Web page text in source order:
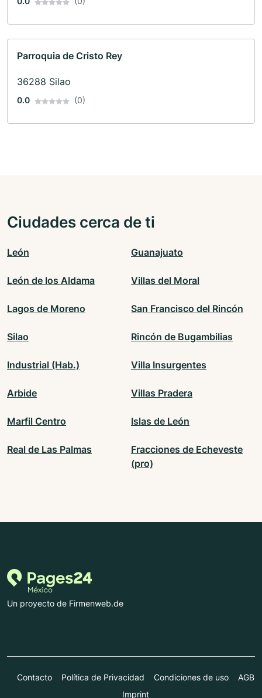
Parroquia de Cristo Rey
36288 Silao
0.0 (0)
Ciudades cerca de ti
León Guanajuato
León de los Aldama Villas del Moral
Lagos de Moreno San Francisco del Rincón
Silao Rincón de Bugambilias
Industrial (Hab.) Villa Insurgentes
Arbide Villas Pradera
Marfil Centro Islas de León
Real de Las Palmas
Fracciones de Echeveste
(pro)
Un proyecto de Firmenweb.de
Contacto Política de Privacidad Condiciones de uso
AGB
Imprint